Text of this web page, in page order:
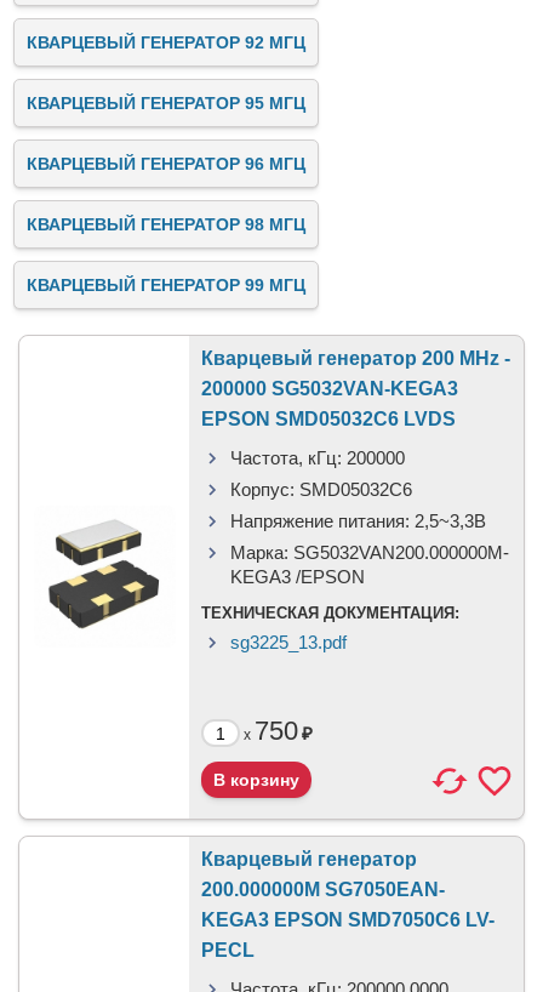
КВАРЦЕВЫЙ ГЕНЕРАТОР 92 МГЦ
КВАРЦЕВЫЙ ГЕНЕРАТОР 95 МГЦ
КВАРЦЕВЫЙ ГЕНЕРАТОР 96 МГЦ
КВАРЦЕВЫЙ ГЕНЕРАТОР 98 МГЦ
КВАРЦЕВЫЙ ГЕНЕРАТОР 99 МГЦ
Кварцевый генератор 200 MHz -
200000 SG5032VAN-KEGA3
EPSON SMD05032C6 LVDS
Частота, кГц: 200000
Корпус: SMD05032C6
Напряжение питания: 2,5~3,3В
Марка: SG5032VAN200.000000M-
KEGA3 /EPSON
ТЕХНИЧЕСКАЯ ДОКУМЕНТАЦИЯ:
sg3225_13.pdf
x 750₽
Кварцевый генератор
200.000000M SG7050EAN-
KEGA3 EPSON SMD7050C6 LV-
PECL